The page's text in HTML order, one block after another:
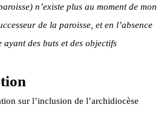
n’existe plus au moment de mon
de la paroisse, et en l’absence
ayant des buts et des objectifs
sur l’inclusion de l’archidiocèse